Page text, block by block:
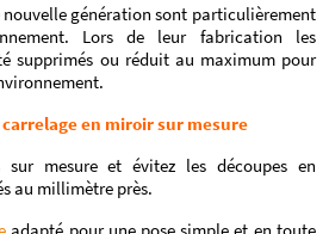
nouvelle génération sont particulièrement
Lors de leur fabrication les
supprimés ou réduit au maximum pour
en miroir sur mesure
sur mesure et évitez les découpes en
au millimètre près.